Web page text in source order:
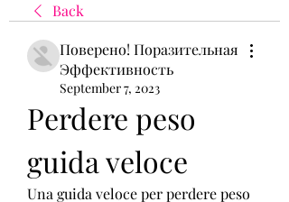
Back
Поверено! Поразительная
Эффективность
September 7, 2023
Perdere peso
guida veloce
Una guida veloce per perdere peso